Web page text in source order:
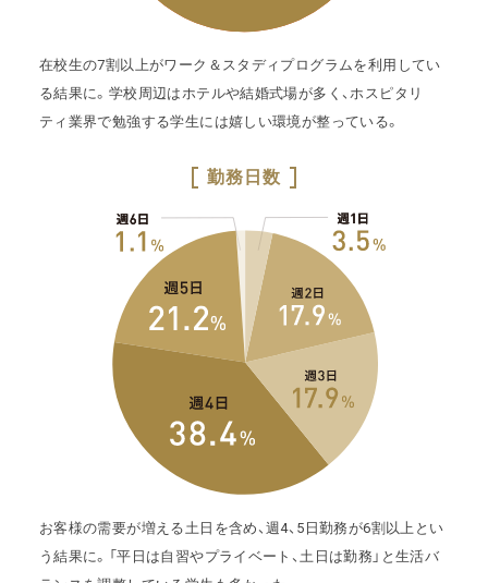
在校生の7割以上がワーク＆スタディプログラムを利用してい
る結果に。学校周辺はホテルや結婚式場が多く、ホスピタリ
ティ業界で勉強する学生には嬉しい環境が整っている。
勤務日数
お客様の需要が増える土日を含め、週4、5日勤務が6割以上とい
う結果に。「平日は自習やプライベート、土日は勤務」と生活バ